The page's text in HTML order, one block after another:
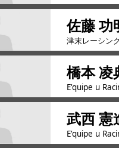
佐藤 功
津末レーシン
橋本 凌
E'quipe u
武西 憲
E'quipe u